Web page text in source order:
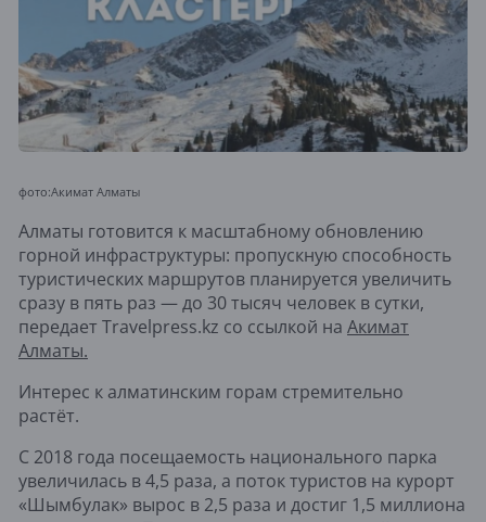
фото:Акимат Алматы
Алматы готовится к масштабному обновлению
горной инфраструктуры: пропускную способность
туристических маршрутов планируется увеличить
сразу в пять раз — до 30 тысяч человек в сутки,
передает Travelpress.kz со ссылкой на Акимат
Алматы.
Интерес к алматинским горам стремительно
растёт.
С 2018 года посещаемость национального парка
увеличилась в 4,5 раза, а поток туристов на курорт
«Шымбулак» вырос в 2,5 раза и достиг 1,5 миллиона